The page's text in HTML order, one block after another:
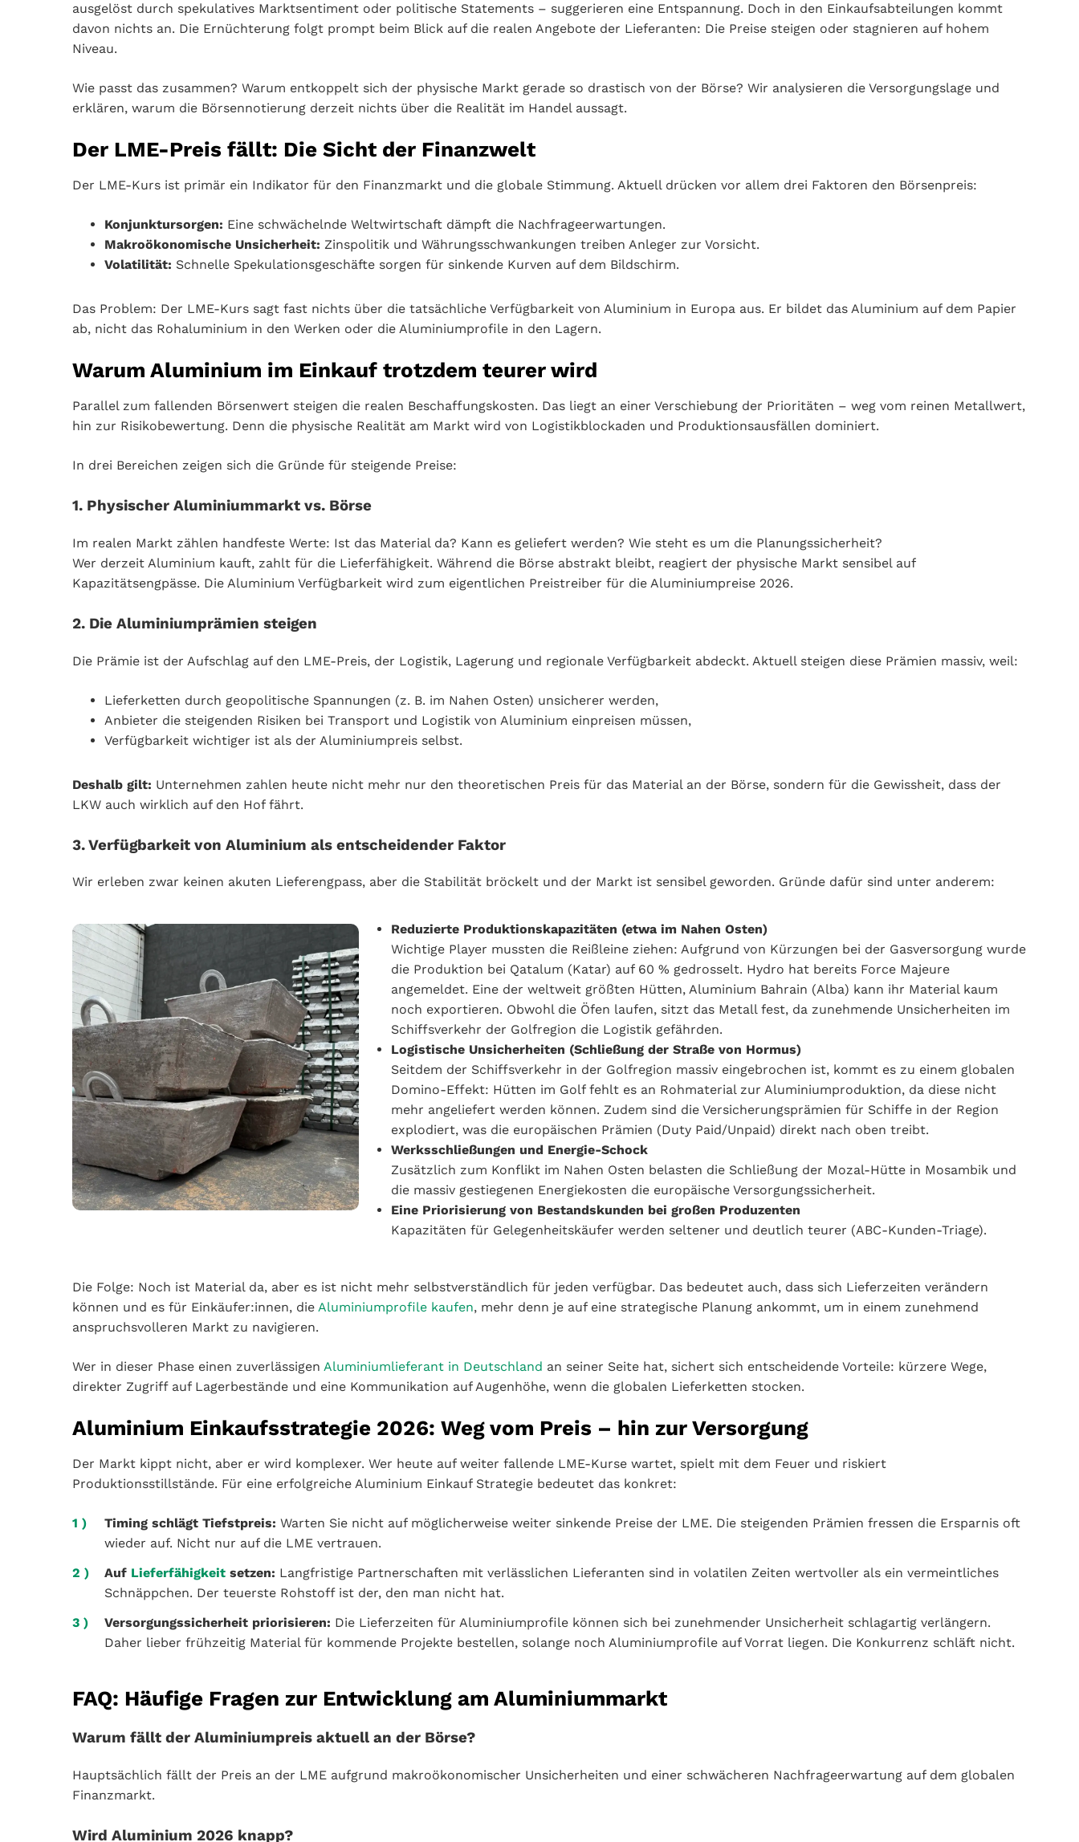
ausgelöst durch spekulatives Marktsentiment oder politische Statements – suggerieren eine Entspannung. Doch in den Einkaufsabteilungen kommt
davon nichts an. Die Ernüchterung folgt prompt beim Blick auf die realen Angebote der Lieferanten: Die Preise steigen oder stagnieren auf hohem
Niveau.
Wie passt das zusammen? Warum entkoppelt sich der physische Markt gerade so drastisch von der Börse? Wir analysieren die Versorgungslage und
erklären, warum die Börsennotierung derzeit nichts über die Realität im Handel aussagt.
Der LME-Preis fällt: Die Sicht der Finanzwelt
Der LME-Kurs ist primär ein Indikator für den Finanzmarkt und die globale Stimmung. Aktuell drücken vor allem drei Faktoren den Börsenpreis:
Konjunktursorgen: Eine schwächelnde Weltwirtschaft dämpft die Nachfrageerwartungen.
Makroökonomische Unsicherheit: Zinspolitik und Währungsschwankungen treiben Anleger zur Vorsicht.
Volatilität: Schnelle Spekulationsgeschäfte sorgen für sinkende Kurven auf dem Bildschirm.
Das Problem: Der LME-Kurs sagt fast nichts über die tatsächliche Verfügbarkeit von Aluminium in Europa aus. Er bildet das Aluminium auf dem Papier
ab, nicht das Rohaluminium in den Werken oder die Aluminiumprofile in den Lagern.
Warum Aluminium im Einkauf trotzdem teurer wird
Parallel zum fallenden Börsenwert steigen die realen Beschaffungskosten. Das liegt an einer Verschiebung der Prioritäten – weg vom reinen Metallwert,
hin zur Risikobewertung. Denn die physische Realität am Markt wird von Logistikblockaden und Produktionsausfällen dominiert.
In drei Bereichen zeigen sich die Gründe für steigende Preise:
1. Physischer Aluminiummarkt vs. Börse
Im realen Markt zählen handfeste Werte: Ist das Material da? Kann es geliefert werden? Wie steht es um die Planungssicherheit?
Wer derzeit Aluminium kauft, zahlt für die Lieferfähigkeit. Während die Börse abstrakt bleibt, reagiert der physische Markt sensibel auf
Kapazitätsengpässe. Die Aluminium Verfügbarkeit wird zum eigentlichen Preistreiber für die Aluminiumpreise 2026.
2. Die Aluminiumprämien steigen
Die Prämie ist der Aufschlag auf den LME-Preis, der Logistik, Lagerung und regionale Verfügbarkeit abdeckt. Aktuell steigen diese Prämien massiv, weil:
Lieferketten durch geopolitische Spannungen (z. B. im Nahen Osten) unsicherer werden,
Anbieter die steigenden Risiken bei Transport und Logistik von Aluminium einpreisen müssen,
Verfügbarkeit wichtiger ist als der Aluminiumpreis selbst.
Deshalb gilt: Unternehmen zahlen heute nicht mehr nur den theoretischen Preis für das Material an der Börse, sondern für die Gewissheit, dass der
LKW auch wirklich auf den Hof fährt.
3. Verfügbarkeit von Aluminium als entscheidender Faktor
Wir erleben zwar keinen akuten Lieferengpass, aber die Stabilität bröckelt und der Markt ist sensibel geworden. Gründe dafür sind unter anderem:
Reduzierte Produktionskapazitäten (etwa im Nahen Osten)
Wichtige Player mussten die Reißleine ziehen: Aufgrund von Kürzungen bei der Gasversorgung wurde
die Produktion bei Qatalum (Katar) auf 60 % gedrosselt. Hydro hat bereits Force Majeure
angemeldet. Eine der weltweit größten Hütten, Aluminium Bahrain (Alba) kann ihr Material kaum
noch exportieren. Obwohl die Öfen laufen, sitzt das Metall fest, da zunehmende Unsicherheiten im
Schiffsverkehr der Golfregion die Logistik gefährden.
Logistische Unsicherheiten (Schließung der Straße von Hormus)
Seitdem der Schiffsverkehr in der Golfregion massiv eingebrochen ist, kommt es zu einem globalen
Domino-Effekt: Hütten im Golf fehlt es an Rohmaterial zur Aluminiumproduktion, da diese nicht
mehr angeliefert werden können. Zudem sind die Versicherungsprämien für Schiffe in der Region
explodiert, was die europäischen Prämien (Duty Paid/Unpaid) direkt nach oben treibt.
Werksschließungen und Energie-Schock
Zusätzlich zum Konflikt im Nahen Osten belasten die Schließung der Mozal-Hütte in Mosambik und
die massiv gestiegenen Energiekosten die europäische Versorgungssicherheit.
Eine Priorisierung von Bestandskunden bei großen Produzenten
Kapazitäten für Gelegenheitskäufer werden seltener und deutlich teurer (ABC-Kunden-Triage).
Die Folge: Noch ist Material da, aber es ist nicht mehr selbstverständlich für jeden verfügbar. Das bedeutet auch, dass sich Lieferzeiten verändern
können und es für Einkäufer:innen, die Aluminiumprofile kaufen, mehr denn je auf eine strategische Planung ankommt, um in einem zunehmend
anspruchsvolleren Markt zu navigieren.
Wer in dieser Phase einen zuverlässigen Aluminiumlieferant in Deutschland an seiner Seite hat, sichert sich entscheidende Vorteile: kürzere Wege,
direkter Zugriff auf Lagerbestände und eine Kommunikation auf Augenhöhe, wenn die globalen Lieferketten stocken.
Aluminium Einkaufsstrategie 2026: Weg vom Preis – hin zur Versorgung
Der Markt kippt nicht, aber er wird komplexer. Wer heute auf weiter fallende LME-Kurse wartet, spielt mit dem Feuer und riskiert
Produktionsstillstände. Für eine erfolgreiche Aluminium Einkauf Strategie bedeutet das konkret:
Timing schlägt Tiefstpreis: Warten Sie nicht auf möglicherweise weiter sinkende Preise der LME. Die steigenden Prämien fressen die Ersparnis oft
wieder auf. Nicht nur auf die LME vertrauen.
Auf Lieferfähigkeit setzen: Langfristige Partnerschaften mit verlässlichen Lieferanten sind in volatilen Zeiten wertvoller als ein vermeintliches
Schnäppchen. Der teuerste Rohstoff ist der, den man nicht hat.
Versorgungssicherheit priorisieren: Die Lieferzeiten für Aluminiumprofile können sich bei zunehmender Unsicherheit schlagartig verlängern.
Daher lieber frühzeitig Material für kommende Projekte bestellen, solange noch Aluminiumprofile auf Vorrat liegen. Die Konkurrenz schläft nicht.
FAQ: Häufige Fragen zur Entwicklung am Aluminiummarkt
Warum fällt der Aluminiumpreis aktuell an der Börse?
Hauptsächlich fällt der Preis an der LME aufgrund makroökonomischer Unsicherheiten und einer schwächeren Nachfrageerwartung auf dem globalen
Finanzmarkt.
Wird Aluminium 2026 knapp?